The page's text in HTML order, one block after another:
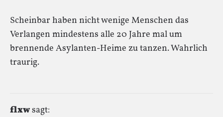
Scheinbar haben nicht wenige Menschen das
Verlangen mindestens alle 20 Jahre mal um
brennende Asylanten-Heime zu tanzen. Wahrlich
traurig.
flxwsagt: